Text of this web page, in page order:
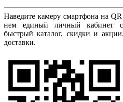
Наведите камеру смартфона на
нем единый личный кабинет
быстрый каталог, скидки и
доставки.